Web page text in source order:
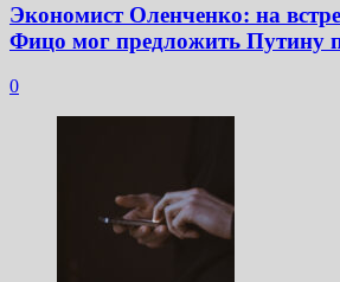
Экономист Оленченко: на
Фицо мог предложить Путину
0